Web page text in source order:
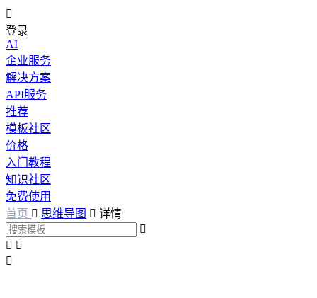

登录
AI
企业服务
解决方案
API服务
推荐
模板社区
价格
入门教程
知识社区
免费使用
首页  思维导图  详情

 
